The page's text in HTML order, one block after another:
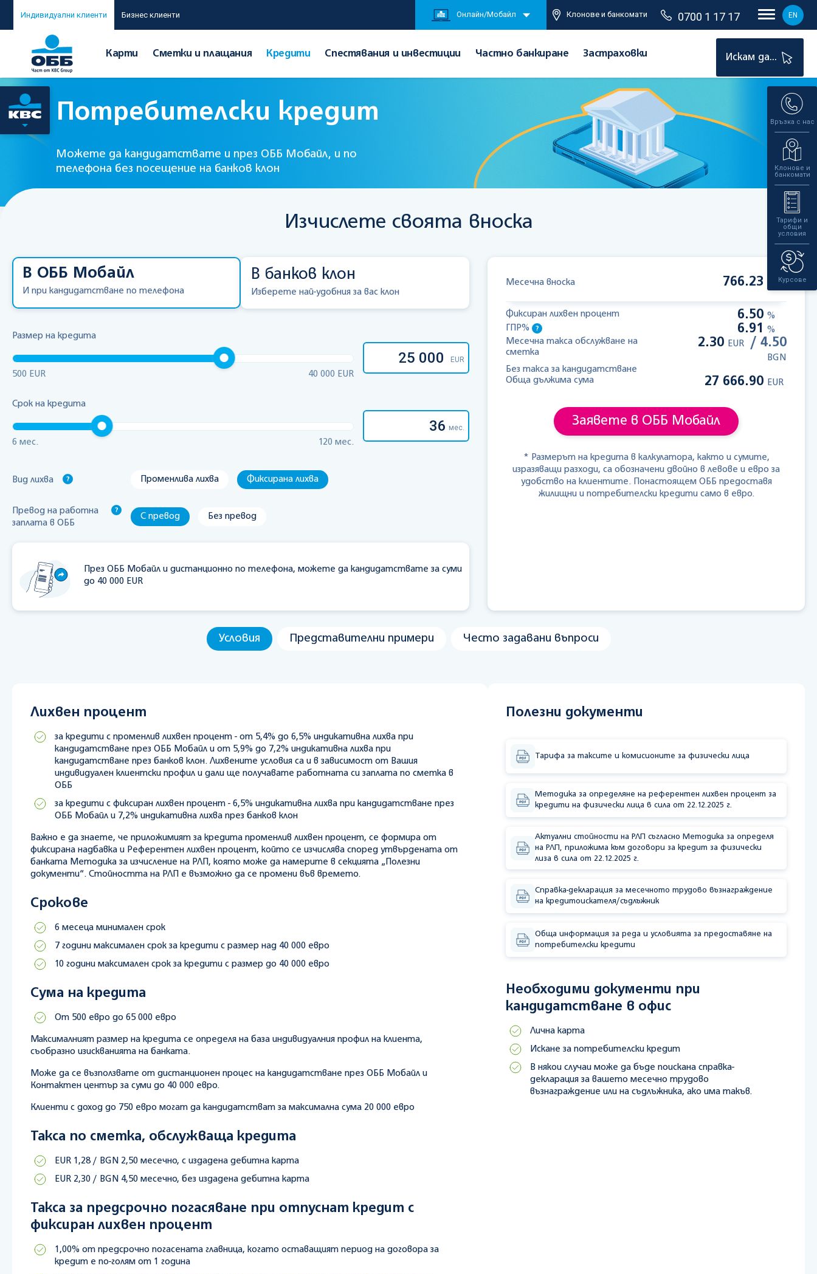
Индивидуални клиенти Бизнес клиенти Онлайн/Мобайл Клонове и банкомати 0700 1 17 17 EN
Карти Сметки и плащания Кредити Спестявания и инвестиции Частно банкиране Застраховки Искам да...
Връзка с нас
Клонове и
банкомати
Тарифи и
общи
условия
Курсове
Потребителски кредит
Можете да кандидатствате и през ОББ Мобайл, и по
телефона без посещение на банков клон
Изчислете своята вноска
В ОББ Мобайл
И при кандидатстване по телефона
В банков клон
Изберeте най-удобния за вас клон
Размер на кредита
500 EUR 40 000 EUR
EUR
Срок на кредита
6 мес. 120 мес.
мес.
Вид лихва Променлива лихва Фиксирана лихва
Превод на работна
заплата в ОББ
С превод Без превод
През ОББ Мобайл и дистанционно по телефона, можете да кандидатствате за суми
до 40 000 EUR
Месечна вноска 766.23 EUR
Фиксиран лихвен процент 6.50 %
ГПР%
6.91
%
Месечна такса обслужване на
сметка
2.30 EUR / 4.50
BGN
Без такса за кандидатстване
Обща дължима сума
27 666.90 EUR
Заявете в ОББ Мобайл
* Размерът на кредита в калкулатора, както и сумите,
изразяващи разходи, са обозначени двойно в левове и евро за
удобство на клиентите. Понастоящем ОББ предоставя
жилищни и потребителски кредити само в евро.
Условия Представителни примери Често задавани въпроси
Лихвен процент
за кредити с променлив лихвен процент - от 5,4% до 6,5% индикативна лихва при
кандидатстване през ОББ Мобайл и от 5,9% до 7,2% индикативна лихва при
кандидатстване през банков клон. Лихвените условия са и в зависимост от Вашия
индивидуален клиентски профил и дали ще получавате работната си заплата по сметка в
ОББ
за кредити с фиксиран лихвен процент - 6,5% индикативна лихва при кандидатстване през
ОББ Мобайл и 7,2% индикативна лихва през банков клон
Важно е да знаете, че приложимият за кредита променлив лихвен процент, се формира от
фиксирана надбавка и Референтен лихвен процент, който се изчислява според утвърдената от
банката Методика за изчисление на РЛП, която може да намерите в секцията „Полезни
документи“. Стойността на РЛП е възможно да се промени във времето.
Срокове
6 месеца минимален срок
7 години максимален срок за кредити с размер над 40 000 евро
10 години максимален срок за кредити с размер до 40 000 евро
Сума на кредита
От 500 евро до 65 000 евро
Максималният размер на кредита се определя на база индивидуалния профил на клиента,
съобразно изискванията на банката.
Може да се възползвате от дистанционен процес на кандидатстване през ОББ Мобайл и
Контактен център за суми до 40 000 евро.
Клиенти с доход до 750 евро могат да кандидатстват за максимална сума 20 000 евро
Такса по сметка, обслужваща кредита
EUR 1,28 / BGN 2,50 месечно, с издадена дебитна карта
EUR 2,30 / BGN 4,50 месечно, без издадена дебитна карта
Такса за предсрочно погасяване при отпуснат кредит с
фиксиран лихвен процент
1,00% от предсрочно погасената главница, когато оставащият период на договора за
кредит е по-голям от 1 година
Полезни документи
Тарифа за таксите и комисионите за физически лица
Методика за определяне на референтен лихвен процент за
кредити на физически лица в сила от 22.12.2025 г.
Актуални стойности на РЛП съгласно Методика за определя
на РЛП, приложима към договори за кредит за физически
лиза в сила от 22.12.2025 г.
Справка-декларация за месечното трудово възнаграждение
на кредитоискателя/съдлъжник
Обща информация за реда и условията за предоставяне на
потребителски кредити
Необходими документи при
кандидатстване в офис
Лична карта
Искане за потребителски кредит
В някои случаи може да бъде поискана справка-
декларация за вашето месечно трудово
възнаграждение или на съдлъжника, ако има такъв.